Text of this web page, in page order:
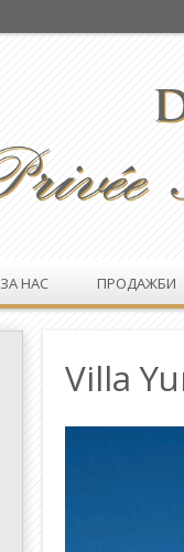
ЗА НАС ПРОДАЖБИ
Villa